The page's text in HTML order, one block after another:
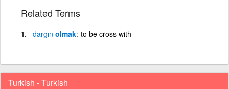
Related Terms
dargın olmak to be cross with
Turkish - Turkish